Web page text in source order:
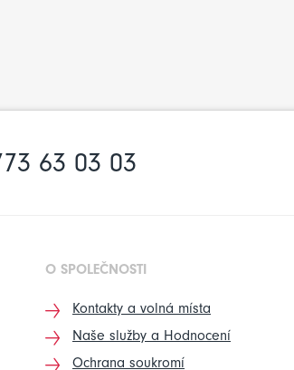
63 03 03
O SPOLEČNOSTI
Kontakty a volná místa
Naše služby a Hodnocení
Ochrana soukromí